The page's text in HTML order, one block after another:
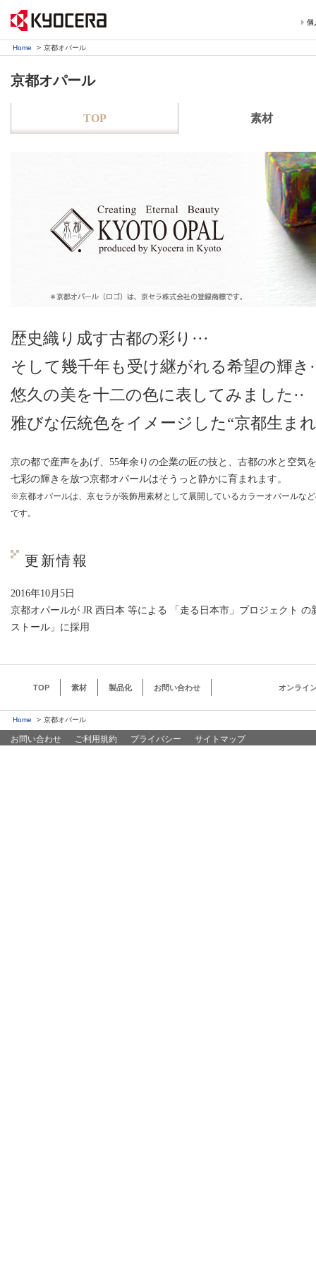
個
Home 京都オパール
京都オパール
TOP 素材
歴史織り成す古都の彩り···
そして幾千年も受け継がれる希望の輝き
悠久の美を十二の色に表してみました··
雅びな伝統色をイメージした“京都生ま
京の都で産声をあげ、55年余りの企業の匠の技と、古都の水と空気
七彩の輝きを放つ京都オパールはそうっと静かに育まれます。
※京都オパールは、京セラが装飾用素材として展開しているカラーオパールな
です。
更新情報
2016年10月5日
京都オパールが JR 西日本 等による 「走る日本市」プロジェクト
ストール」に採用
TOP 素材 製品化 お問い合わせ オンライ
Home 京都オパール
お問い合わせ ご利用規約 プライバシー サイトマップ